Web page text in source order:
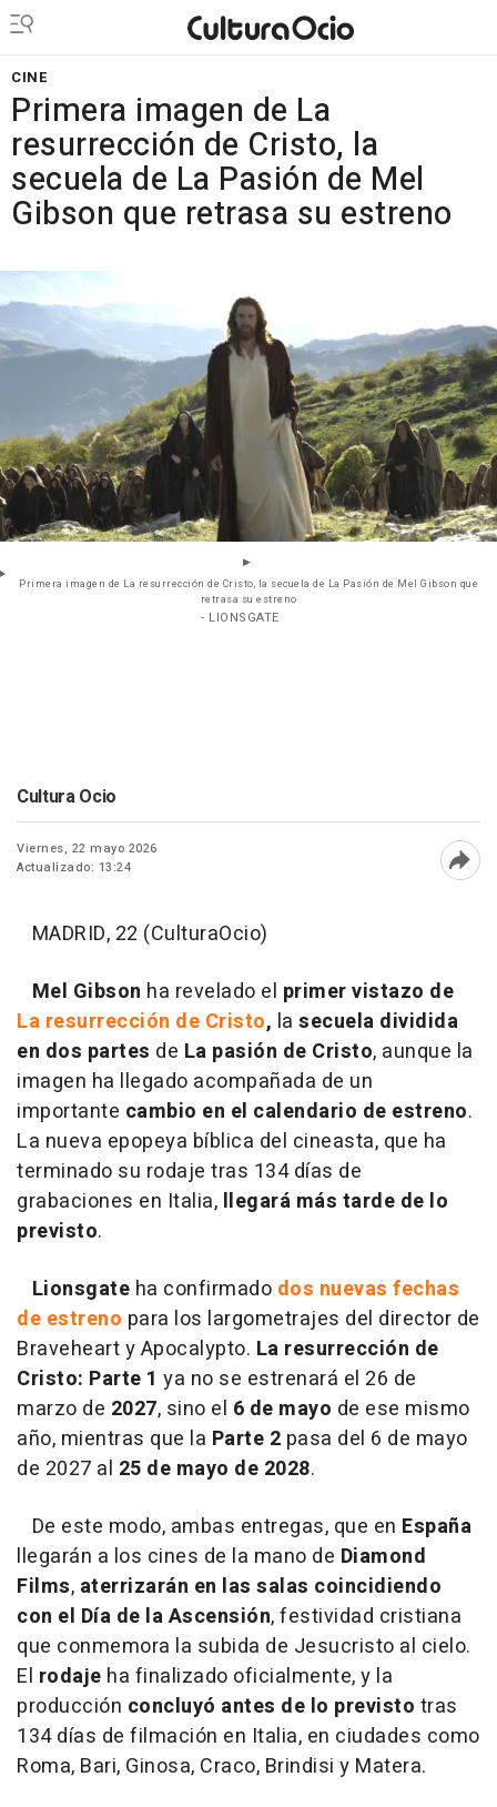
CINE
Primera imagen de La
resurrección de Cristo, la
secuela de La Pasión de Mel
Gibson que retrasa su estreno
Primera imagen de La resurrección de Cristo, la secuela de La Pasión de Mel Gibson que
retrasa su estreno
- LIONSGATE
Cultura Ocio
Viernes, 22 mayo 2026
Actualizado: 13:24
MADRID, 22 (CulturaOcio)
Mel Gibson ha revelado el primer vistazo de
La resurrección de Cristo, la secuela dividida
en dos partes de La pasión de Cristo, aunque la
imagen ha llegado acompañada de un
importante cambio en el calendario de estreno.
La nueva epopeya bíblica del cineasta, que ha
terminado su rodaje tras 134 días de
grabaciones en Italia, llegará más tarde de lo
previsto.
Lionsgate ha confirmado dos nuevas fechas
de estreno para los largometrajes del director de
Braveheart y Apocalypto. La resurrección de
Cristo: Parte 1 ya no se estrenará el 26 de
marzo de 2027, sino el 6 de mayo de ese mismo
año, mientras que la Parte 2 pasa del 6 de mayo
de 2027 al 25 de mayo de 2028.
De este modo, ambas entregas, que en España
llegarán a los cines de la mano de Diamond
Films, aterrizarán en las salas coincidiendo
con el Día de la Ascensión, festividad cristiana
que conmemora la subida de Jesucristo al cielo.
El rodaje ha finalizado oficialmente, y la
producción concluyó antes de lo previsto tras
134 días de filmación en Italia, en ciudades como
Roma, Bari, Ginosa, Craco, Brindisi y Matera.